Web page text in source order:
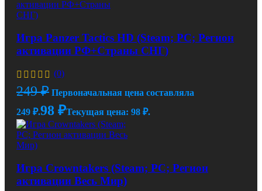
Игра Panzer Tactics HD (Steam; PC; Регион
активации РФ+Страны СНГ)
(0)
249₽ Первоначальная цена составляла
249 ₽.98 ₽Текущая цена: 98 ₽.
Игра Crowntakers (Steam; PC; Регион
активации Весь Мир)